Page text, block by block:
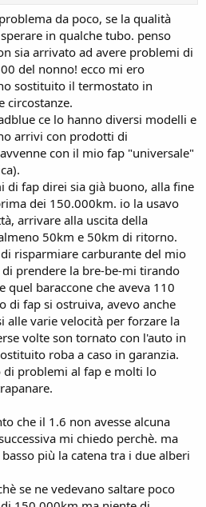
sarebbe più indicato).
da poco, se la qualità
in qualche tubo. penso
sia arrivato ad avere problemi di
del nonno! ecco mi ero
sostituito il termostato in
circostanze.
ce lo hanno diversi modelli e
arrivi con prodotti di
con il mio fap "universale"
di fap direi sia già buono, alla fine
dei 150.000km. io la usavo
arrivare alla uscita della
50km e 50km di ritorno.
risparmiare carburante del mio
prendere la bre-be-mi tirando
quel baraccone che aveva 110
di fap si ostruiva, avevo anche
alle varie velocità per forzare la
volte son tornato con l'auto in
roba a caso in garanzia.
problemi al fap e molti lo
che il 1.6 non avesse alcuna
mi chiedo perchè. ma
più la catena tra i due alberi
se ne vedevano saltare poco